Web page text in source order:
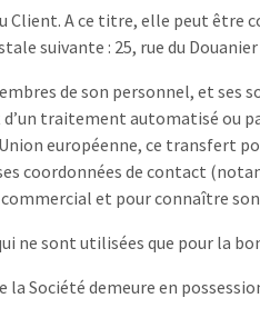
A ce titre, elle peut être
suivante : 25, rue du Douanier
de son personnel, et
traitement automatisé ou
européenne, ce transfert
coordonnées de contact
et pour connaître
ne sont utilisées que pour la
Société demeure en